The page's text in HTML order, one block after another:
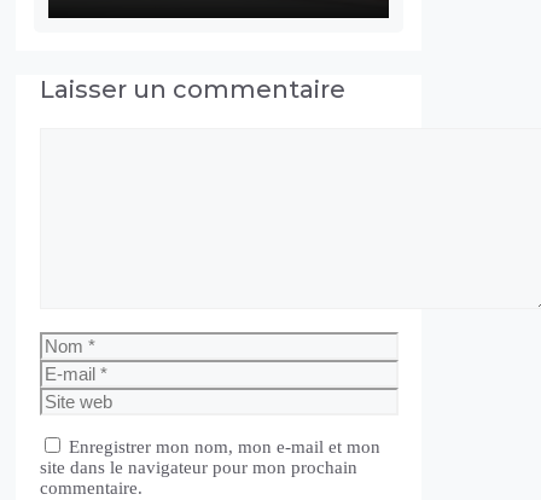
Laisser un commentaire
Nom
E-
mail
Site
web
Enregistrer mon nom, mon e-mail et mon
site dans le navigateur pour mon prochain
commentaire.